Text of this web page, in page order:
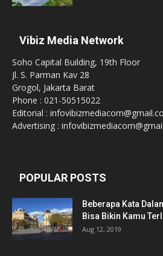
Vibiz Media Network
Soho Capital Building, 19th Floor
Jl. S. Parman Kav 28
Grogol, Jakarta Barat
Phone : 021-50515022
Editorial :
Advertising :
POPULAR POSTS
Beberapa Kata
Bisa Bikin Kamu
Aug 12, 2019